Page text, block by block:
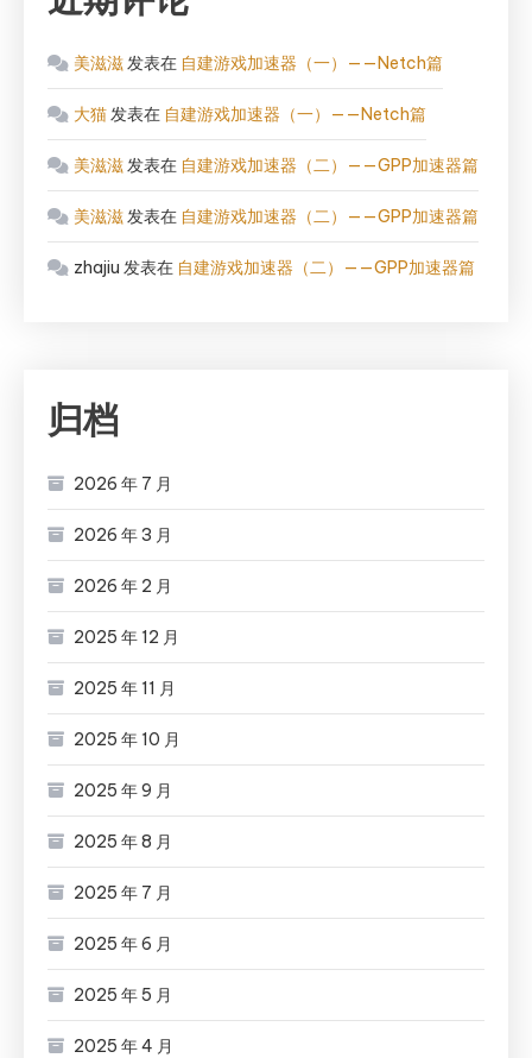
美滋滋发表在 自建游戏加速器（一）——Netch篇
大猫发表在 自建游戏加速器（一）——Netch篇
美滋滋发表在 自建游戏加速器（二）——GPP加速器篇
美滋滋发表在 自建游戏加速器（二）——GPP加速器篇
zhajiu 发表在 自建游戏加速器（二）——GPP加速器篇
归档
2026 年 7 月
2026 年 3 月
2026 年 2 月
2025 年 12 月
2025 年 11 月
2025 年 10 月
2025 年 9 月
2025 年 8 月
2025 年 7 月
2025 年 6 月
2025 年 5 月
2025 年 4 月